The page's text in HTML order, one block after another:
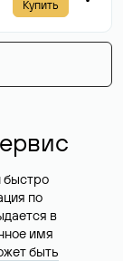
Купить
быстро
по
в
имя
быть